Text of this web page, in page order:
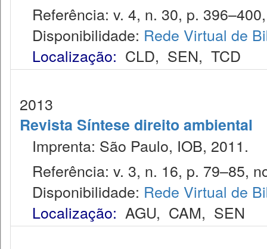
Referência: v. 4, n. 30, p.
Disponibilidade: Rede Virtual de
Localização: CLD, SEN, TCD
2013
Revista Síntese direito ambiental
Imprenta: São Paulo, IOB, 2011.
Referência: v. 3, n. 16, p. 79–85,
Disponibilidade: Rede Virtual de
Localização: AGU, CAM, SEN